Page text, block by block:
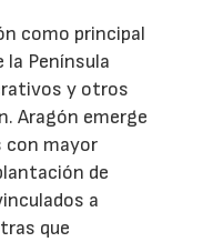
como principal
la Península
y otros
Aragón emerge
con mayor
de
a
que